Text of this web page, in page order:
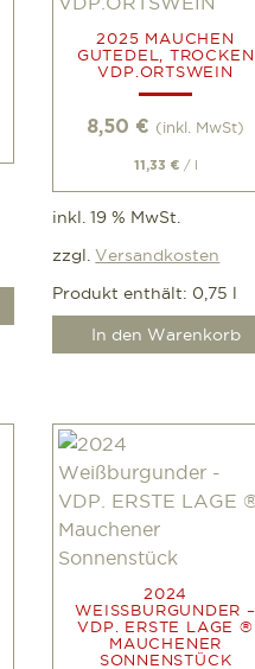
2025 MAUCHEN
GUTEDEL, TROCKEN
VDP.ORTSWEIN
8,50 € (inkl. MwSt)
11,33 € /
inkl. 19 % MwSt.
zzgl.Versandkosten
Produkt enthält: 0,75 l
In den Warenkorb
2024
WEISSBURGUNDER – V
DP. ERSTE LAGE ® M
AUCHENER S
ONNENSTÜCK